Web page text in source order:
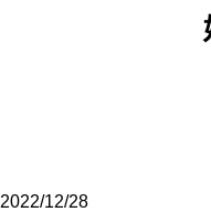
2022/12/28